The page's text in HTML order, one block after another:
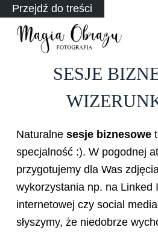
Przejdź do treści
SESJE
Naturalne sesje biznesowe
specjalność :). W pogodnej
przygotujemy dla Was
wykorzystania np. na Linked
internetowej czy social
słyszymy, że niedobrze